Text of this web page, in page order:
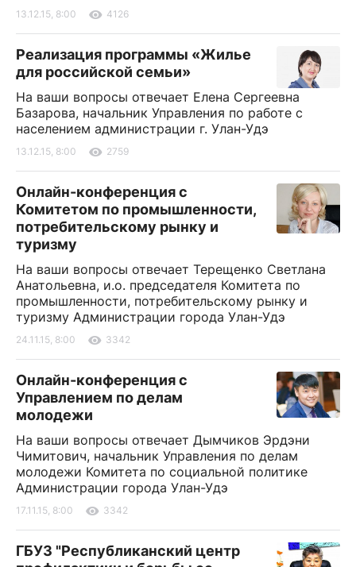
13.12.15, 8:00 4126
Реализация программы «Жилье
для российской семьи»
На ваши вопросы отвечает Елена Сергеевна
Базарова, начальник Управления по работе с
населением администрации г. Улан-Удэ
13.12.15, 8:00 2759
Онлайн-конференция с
Комитетом по промышленности,
потребительскому рынку и
туризму
На ваши вопросы отвечает Терещенко Светлана
Анатольевна, и.о. председателя Комитета по
промышленности, потребительскому рынку и
туризму Администрации города Улан-Удэ
24.11.15, 8:00 3342
Онлайн-конференция с
Управлением по делам
молодежи
На ваши вопросы отвечает Дымчиков Эрдэни
Чимитович, начальник Управления по делам
молодежи Комитета по социальной политике
Администрации города Улан-Удэ
17.11.15, 8:00 3342
ГБУЗ "Республиканский центр